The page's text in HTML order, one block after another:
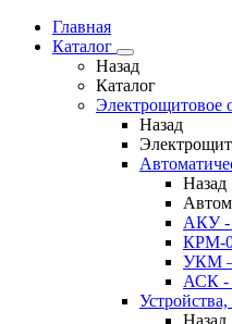
Главная
Каталог
Назад
Каталог
Электрощитовое
Назад
Назад
АКУ -
КРМ-
УКМ —
АСК -
Назад